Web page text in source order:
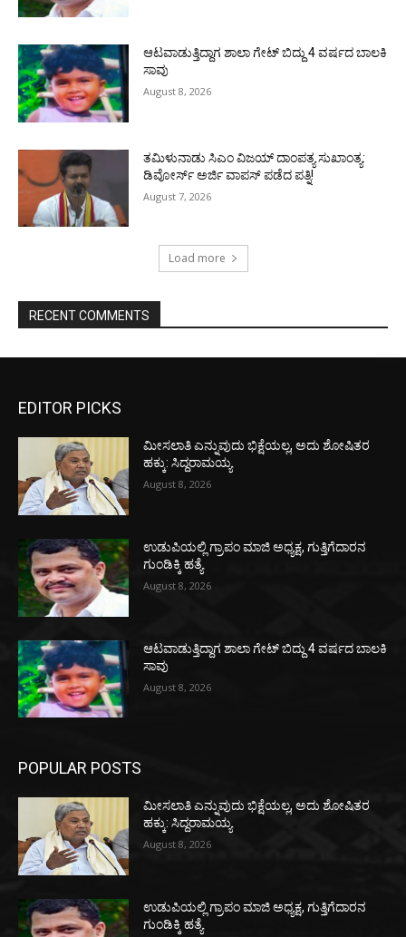
ಆಟವಾಡುತ್ತಿದ್ದಾಗ ಶಾಲಾ ಗೇಟ್‌ ಬಿದ್ದು 4 ವರ್ಷದ ಬಾಲಕಿ
ಸಾವು
August 8, 2026
ತಮಿಳುನಾಡು ಸಿಎಂ ವಿಜಯ್‌ ದಾಂಪತ್ಯ ಸುಖಾಂತ್ಯ:
ಡಿವೋರ್ಸ್‌ ಅರ್ಜಿ ವಾಪಸ್‌ ಪಡೆದ ಪತ್ನಿ!
August 7, 2026
Load more
RECENT COMMENTS
EDITOR PICKS
ಮೀಸಲಾತಿ ಎನ್ನುವುದು ಭಿಕ್ಷೆಯಲ್ಲ, ಅದು ಶೋಷಿತರ
ಹಕ್ಕು: ಸಿದ್ದರಾಮಯ್ಯ
August 8, 2026
ಉಡುಪಿಯಲ್ಲಿ ಗ್ರಾಪಂ ಮಾಜಿ ಅಧ್ಯಕ್ಷ, ಗುತ್ತಿಗೆದಾರನ
ಗುಂಡಿಕ್ಕಿ ಹತ್ಯೆ
August 8, 2026
ಆಟವಾಡುತ್ತಿದ್ದಾಗ ಶಾಲಾ ಗೇಟ್‌ ಬಿದ್ದು 4 ವರ್ಷದ ಬಾಲಕಿ
ಸಾವು
August 8, 2026
POPULAR POSTS
ಮೀಸಲಾತಿ ಎನ್ನುವುದು ಭಿಕ್ಷೆಯಲ್ಲ, ಅದು ಶೋಷಿತರ
ಹಕ್ಕು: ಸಿದ್ದರಾಮಯ್ಯ
August 8, 2026
ಉಡುಪಿಯಲ್ಲಿ ಗ್ರಾಪಂ ಮಾಜಿ ಅಧ್ಯಕ್ಷ, ಗುತ್ತಿಗೆದಾರನ
ಗುಂಡಿಕ್ಕಿ ಹತ್ಯೆ